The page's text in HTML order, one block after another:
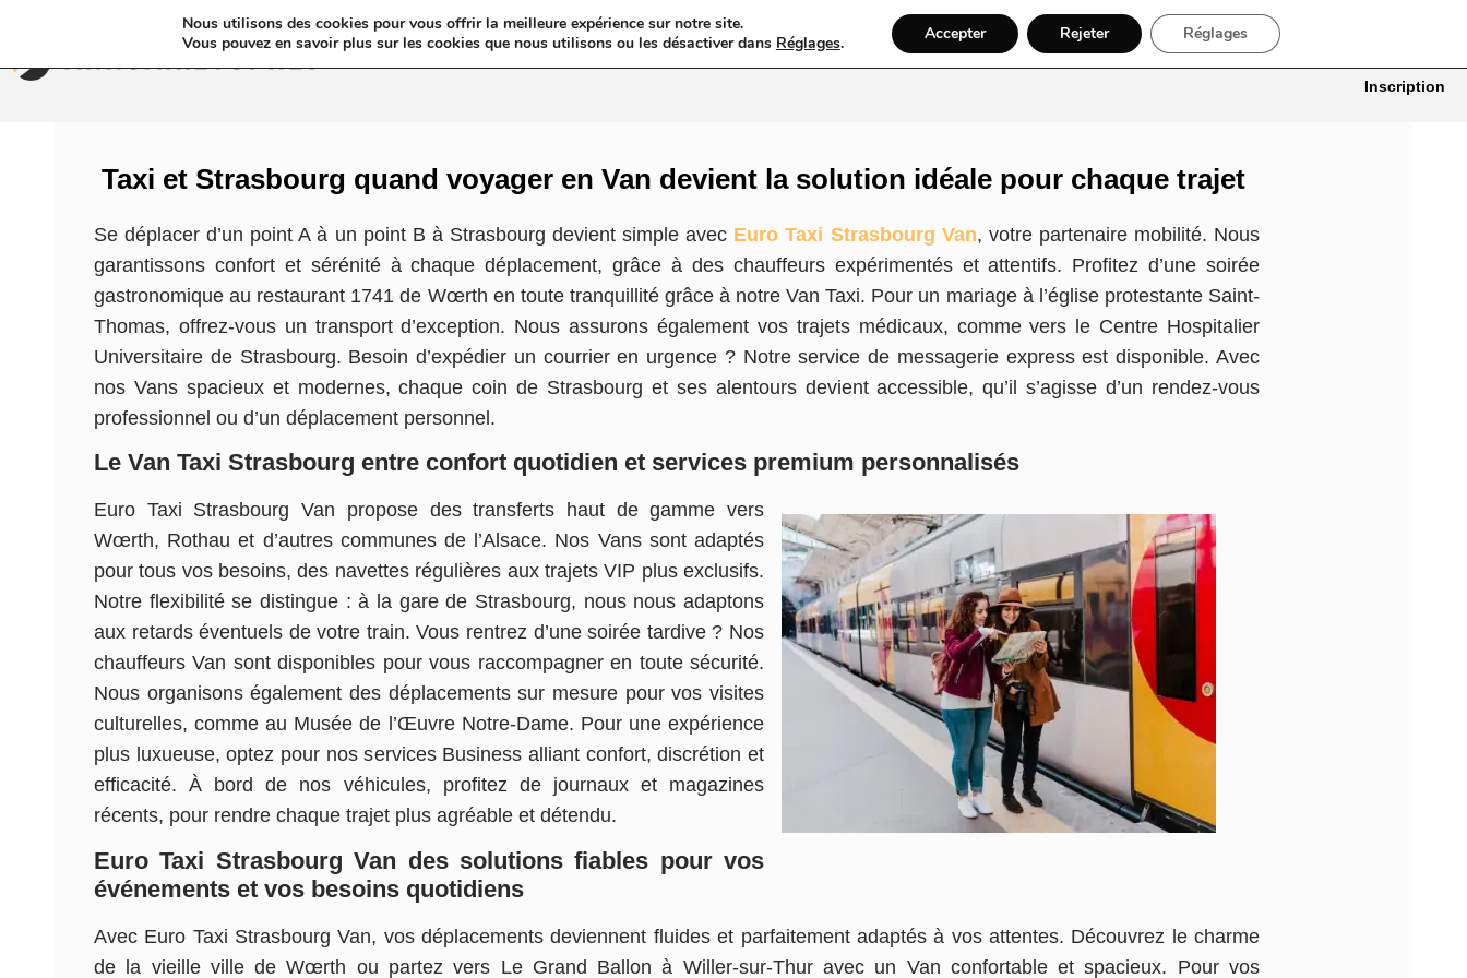
Annuaires & Blogs Web Taxi VTC Ambulance Locations De Voitures Bâtiment, Artisans & Électriciens
Inscription
Taxi et Strasbourg quand voyager en Van devient la solution idéale pour chaque trajet
Se déplacer d’un point A à un point B à Strasbourg devient simple avec Euro Taxi Strasbourg Van, votre partenaire mobilité. Nous
garantissons confort et sérénité à chaque déplacement, grâce à des chauffeurs expérimentés et attentifs. Profitez d’une soirée
gastronomique au restaurant 1741 de Wœrth en toute tranquillité grâce à notre Van Taxi. Pour un mariage à l’église protestante Saint-
Thomas, offrez-vous un transport d’exception. Nous assurons également vos trajets médicaux, comme vers le Centre Hospitalier
Universitaire de Strasbourg. Besoin d’expédier un courrier en urgence ? Notre service de messagerie express est disponible. Avec
nos Vans spacieux et modernes, chaque coin de Strasbourg et ses alentours devient accessible, qu’il s’agisse d’un rendez-vous
professionnel ou d’un déplacement personnel.
Le Van Taxi Strasbourg entre confort quotidien et services premium personnalisés
Euro Taxi Strasbourg Van propose des transferts haut de gamme vers
Wœrth, Rothau et d’autres communes de l’Alsace. Nos Vans sont adaptés
pour tous vos besoins, des navettes régulières aux trajets VIP plus exclusifs.
Notre flexibilité se distingue : à la gare de Strasbourg, nous nous adaptons
aux retards éventuels de votre train. Vous rentrez d’une soirée tardive ? Nos
chauffeurs Van sont disponibles pour vous raccompagner en toute sécurité.
Nous organisons également des déplacements sur mesure pour vos visites
culturelles, comme au Musée de l’Œuvre Notre-Dame. Pour une expérience
plus luxueuse, optez pour nos services Business alliant confort, discrétion et
efficacité. À bord de nos véhicules, profitez de journaux et magazines
récents, pour rendre chaque trajet plus agréable et détendu.
Euro Taxi Strasbourg Van des solutions fiables pour vos
événements et vos besoins quotidiens
Avec Euro Taxi Strasbourg Van, vos déplacements deviennent fluides et parfaitement adaptés à vos attentes. Découvrez le charme
de la vieille ville de Wœrth ou partez vers Le Grand Ballon à Willer-sur-Thur avec un Van confortable et spacieux. Pour vos
Nous utilisons des cookies pour vous offrir la meilleure expérience sur notre site.
Vous pouvez en savoir plus sur les cookies que nous utilisons ou les désactiver dans Réglages. Accepter Rejeter Réglages